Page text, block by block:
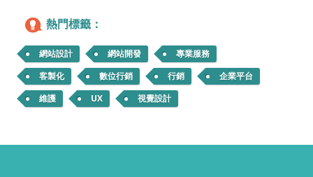
熱門標籤：
網站設計 網站開發
專業服務
客製化
數位行銷 行銷
企業平台
維護
UX 視覺設計